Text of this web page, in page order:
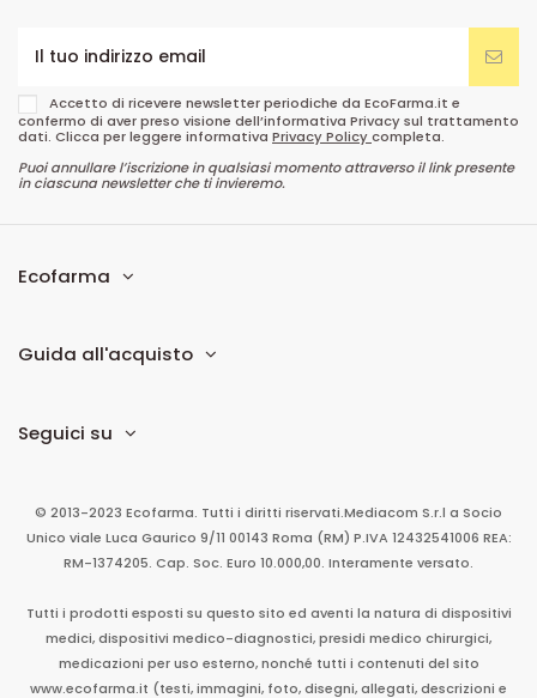
Accetto di ricevere newsletter periodiche da EcoFarma.it e
confermo di aver preso visione dell’informativa Privacy sul trattamento
dati. Clicca per leggere informativa Privacy Policycompleta.
Puoi annullare l’iscrizione in qualsiasi momento attraverso il link presente
in ciascuna newsletter che ti invieremo.
Ecofarma
Guida all'acquisto
Seguici su
© 2013-2023 Ecofarma. Tutti i diritti riservati.Mediacom S.r.l a Socio
Unico viale Luca Gaurico 9/11 00143 Roma (RM) P.IVA 12432541006 REA:
RM-1374205. Cap. Soc. Euro 10.000,00. Interamente versato.
Tutti i prodotti esposti su questo sito ed aventi la natura di dispositivi
medici, dispositivi medico-diagnostici, presidi medico chirurgici,
medicazioni per uso esterno, nonché tutti i contenuti del sito
www.ecofarma.it (testi, immagini, foto, disegni, allegati, descrizioni e